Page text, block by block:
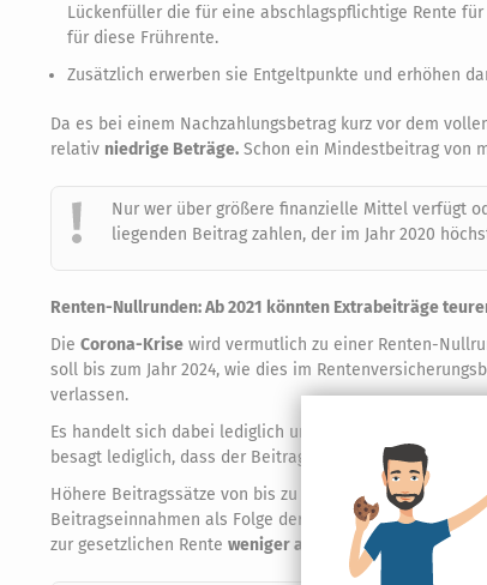
Lückenfüller die für eine abschlagspflichtige Rente
für diese Frührente.
Zusätzlich erwerben sie Entgeltpunkte und erhöhen
Da es bei einem Nachzahlungsbetrag kurz vor dem
relativ niedrige Beträge. Schon ein Mindestbeitrag von
Nur wer über größere finanzielle Mittel verfügt
liegenden Beitrag zahlen, der im Jahr 2020
Renten-Nullrunden: Ab 2021 könnten Extrabeiträge
Die Corona-Krise wird vermutlich zu einer Renten-
soll bis zum Jahr 2024, wie dies im
verlassen.
Es handelt sich dabei lediglich um eine
besagt lediglich, dass der Beitragssatz bis zum Jahr 2025
Höhere Beitragssätze von bis zu 20 % sind also
Beitragseinnahmen als Folge der Corona-Krise zu einer
zur gesetzlichen Rente weniger attraktiv.